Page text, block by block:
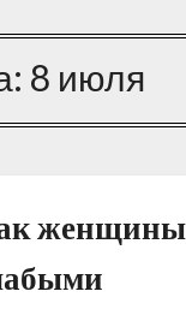
8 июля
женщины